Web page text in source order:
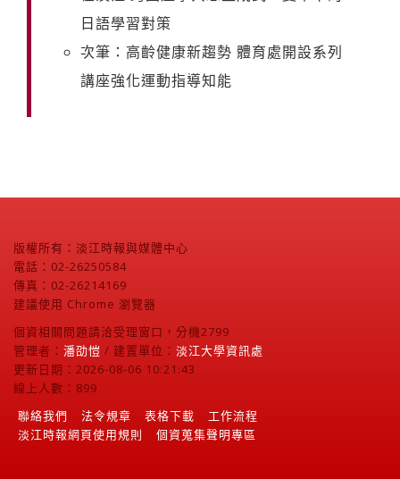
日語學習對策
次筆：高齡健康新趨勢 體育處開設系列
講座強化運動指導知能
版權所有：淡江時報與媒體中心
電話：02-26250584
傳真：02-26214169
建議使用 Chrome 瀏覽器
個資相關問題請洽受理窗口，分機2799
管理者： 潘劭愷 / 建置單位： 淡江大學資訊處
更新日期：2026-08-06 10:21:43
線上人數：899
聯絡我們
法令規章 表格下載
工作流程
淡江時報網頁使用規則
個資蒐集聲明專區